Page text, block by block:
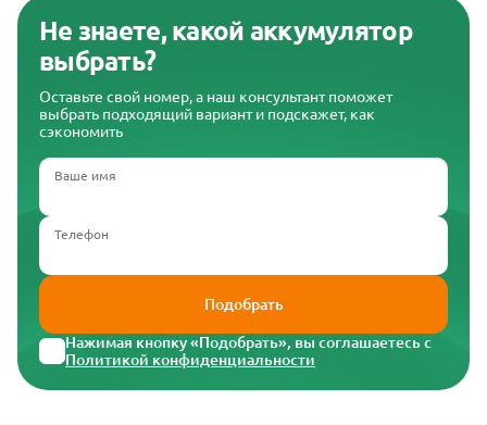
Не знаете, какой аккумулятор
выбрать?
Оставьте свой номер, а наш консультант поможет
выбрать подходящий вариант и подскажет, как
сэкономить
Ваше имя
Телефон
Подобрать
Нажимая кнопку «Подобрать», вы соглашаетесь с
Политикой конфиденциальности